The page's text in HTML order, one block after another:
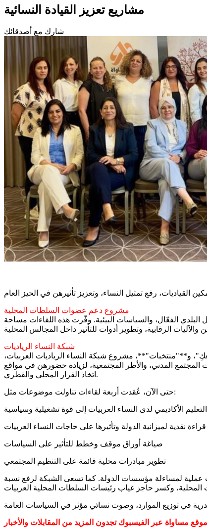
مشاريع تعزيز القيادة النسائية
شارك مع أصدقائك
مشروع دعم عضوات السلطات المحلية
العمل البلدي الفعّال، والسياسات البيئية. وفّرت هذه اللقاءات مساحة
شبكة النساء الرياديات
و**"منتخبات"**، مشروع شبكة النساء الرياديات العربيات،
المدني، والأطر المجتمعية، لزيادة حضورهن في مواقع
اتخاذ القرار المحلي والقطري.
حتى الآن، عُقدت أربعة لقاءات تناولت موضوعات مثل:
الأكاديمي لدى النساء العربيات إلى قوة تشغيلية وسياسية
قراءة نقدية لميزانية الدولة وتأثيرها على حاجات النساء العربيات
صياغة أوراق موقف وخطط للتأثير على السياسات
تطوير مبادرات محلية قائمة على التنظيم المجتمعي
عملية لمساءلة مؤسسات الدولة. كما تسعى الشبكة لرفع نسبة